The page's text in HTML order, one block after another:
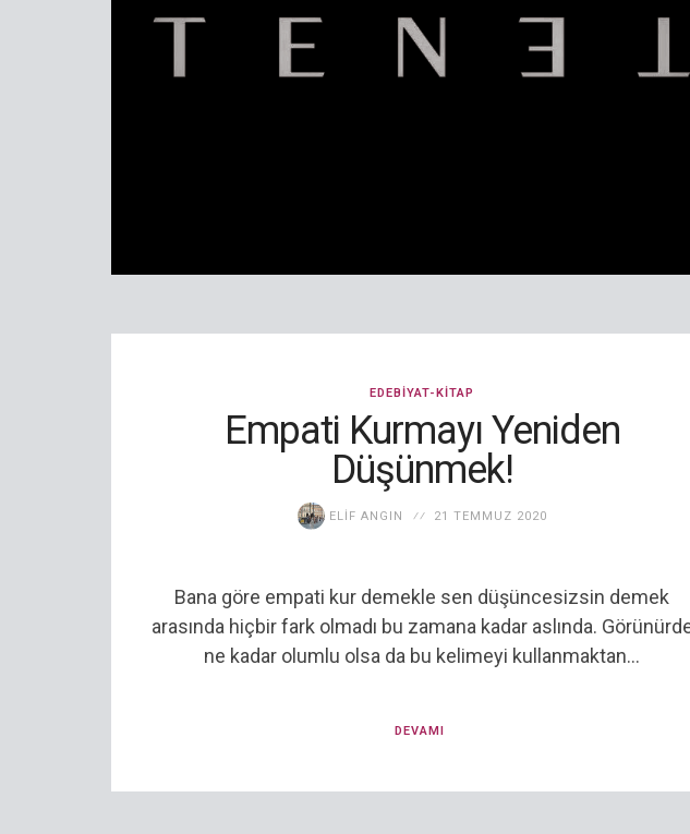
EDEBIYAT-KITAP
Empati Kurmayı Yeniden
Düşünmek!
ELIF ANGIN 21 TEMMUZ 2020
Bana göre empati kur demekle sen düşüncesizsin demek
arasında hiçbir fark olmadı bu zamana kadar aslında.
ne kadar olumlu olsa da bu kelimeyi kullanmaktan...
DEVAMI